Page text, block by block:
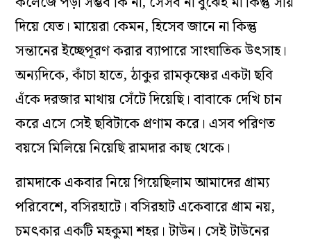
দিয়ে যেত। মায়েরা কেমন, হিসেব জানে না কিন্তু
সন্তানের ইচ্ছেপূরণ করার ব্যাপারে সাংঘাতিক উৎসাহ।
অন্যদিকে, কাঁচা হাতে, ঠাকুর রামকৃষ্ণের একটা ছবি
এঁকে দরজার মাথায় সেঁটে দিয়েছি। বাবাকে দেখি চান
করে এসে সেই ছবিটাকে প্রণাম করে। এসব পরিণত
বয়সে মিলিয়ে নিয়েছি রামদার কাছ থেকে।
রামদাকে একবার নিয়ে গিয়েছিলাম আমাদের গ্রাম্য
পরিবেশে, বসিরহাটে। বসিরহাট একেবারে গ্রাম নয়,
চমৎকার একটি মহকুমা শহর। টাউন। সেই টাউনের